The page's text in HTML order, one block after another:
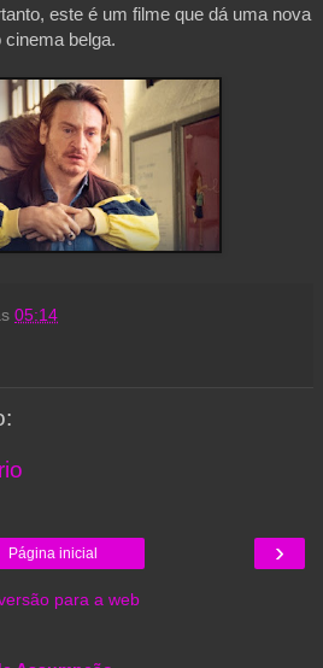
este é um filme que dá uma nova
belga.
05:14
›
Página inicial
para a web